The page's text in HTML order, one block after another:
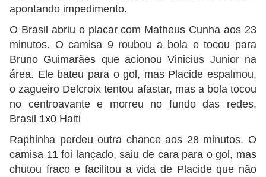
apontando impedimento.
O Brasil abriu o placar com Matheus Cunha aos 23
minutos. O camisa 9 roubou a bola e tocou para
Bruno Guimarães que acionou Vinicius Junior na
área. Ele bateu para o gol, mas Placide espalmou,
o zagueiro Delcroix tentou afastar, mas a bola tocou
no centroavante e morreu no fundo das redes.
Brasil 1x0 Haiti
Raphinha perdeu outra chance aos 28 minutos. O
camisa 11 foi lançado, saiu de cara para o gol, mas
chutou fraco e facilitou a vida de Placide que não